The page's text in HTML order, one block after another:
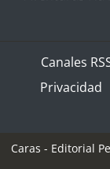
Canales
Privacidad
Caras - Editorial